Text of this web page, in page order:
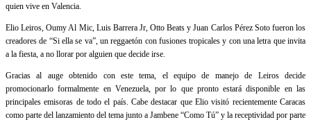
quien vive en Valencia.
Elio Leiros, Oumy Al Mic, Luis Barrera Jr, Otto Beats y Juan Carlos Pérez Soto fueron los
creadores de “Si ella se va”, un reggaetón con fusiones tropicales y con una letra que invita
a la fiesta, a no llorar por alguien que decide irse.
Gracias al auge obtenido con este tema, el equipo de manejo de Leiros decide
promocionarlo formalmente en Venezuela, por lo que pronto estará disponible en las
principales emisoras de todo el país. Cabe destacar que Elio visitó recientemente Caracas
como parte del lanzamiento del tema junto a Jambene “Como Tú” y la receptividad por parte